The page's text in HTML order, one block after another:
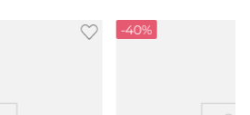
-40%